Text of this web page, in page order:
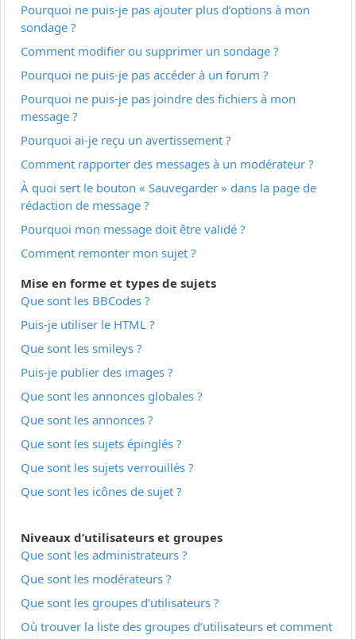
Pourquoi ne puis-je pas ajouter plus d’options à mon
sondage ?
Comment modifier ou supprimer un sondage ?
Pourquoi ne puis-je pas accéder à un forum ?
Pourquoi ne puis-je pas joindre des fichiers à mon
message ?
Pourquoi ai-je reçu un avertissement ?
Comment rapporter des messages à un modérateur ?
À quoi sert le bouton « Sauvegarder » dans la page de
rédaction de message ?
Pourquoi mon message doit être validé ?
Comment remonter mon sujet ?
Mise en forme et types de sujets
Que sont les BBCodes ?
Puis-je utiliser le HTML ?
Que sont les smileys ?
Puis-je publier des images ?
Que sont les annonces globales ?
Que sont les annonces ?
Que sont les sujets épinglés ?
Que sont les sujets verrouillés ?
Que sont les icônes de sujet ?
Niveaux d’utilisateurs et groupes
Que sont les administrateurs ?
Que sont les modérateurs ?
Que sont les groupes d’utilisateurs ?
Où trouver la liste des groupes d’utilisateurs et comment